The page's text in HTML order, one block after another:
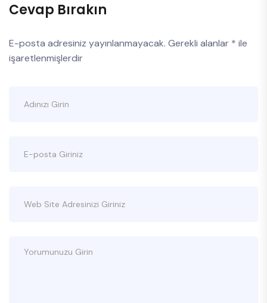
Cevap Bırakın
E-posta adresiniz yayınlanmayacak. Gerekli alanlar * ile
işaretlenmişlerdir